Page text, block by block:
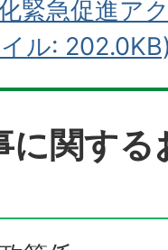
緊急促進ア
ル:
に関する